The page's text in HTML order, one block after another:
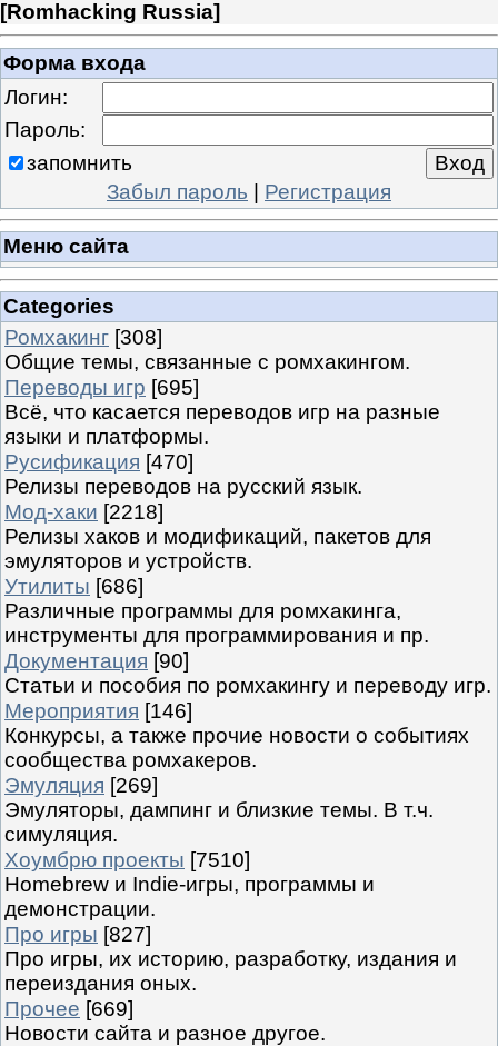
[Romhacking Russia]
Форма входа
Логин:
Пароль:
запомнить
Забыл пароль | Регистрация
Меню сайта
Categories
Ромхакинг [308]
Общие темы, связанные с ромхакингом.
Переводы игр [695]
Всё, что касается переводов игр на разные
языки и платформы.
Русификация [470]
Релизы переводов на русский язык.
Мод-хаки [2218]
Релизы хаков и модификаций, пакетов для
эмуляторов и устройств.
Утилиты [686]
Различные программы для ромхакинга,
инструменты для программирования и пр.
Документация [90]
Статьи и пособия по ромхакингу и переводу игр.
Мероприятия [146]
Конкурсы, а также прочие новости о событиях
сообщества ромхакеров.
Эмуляция [269]
Эмуляторы, дампинг и близкие темы. В т.ч.
симуляция.
Хоумбрю проекты [7510]
Homebrew и Indie-игры, программы и
демонстрации.
Про игры [827]
Про игры, их историю, разработку, издания и
переиздания оных.
Прочее [669]
Новости сайта и разное другое.